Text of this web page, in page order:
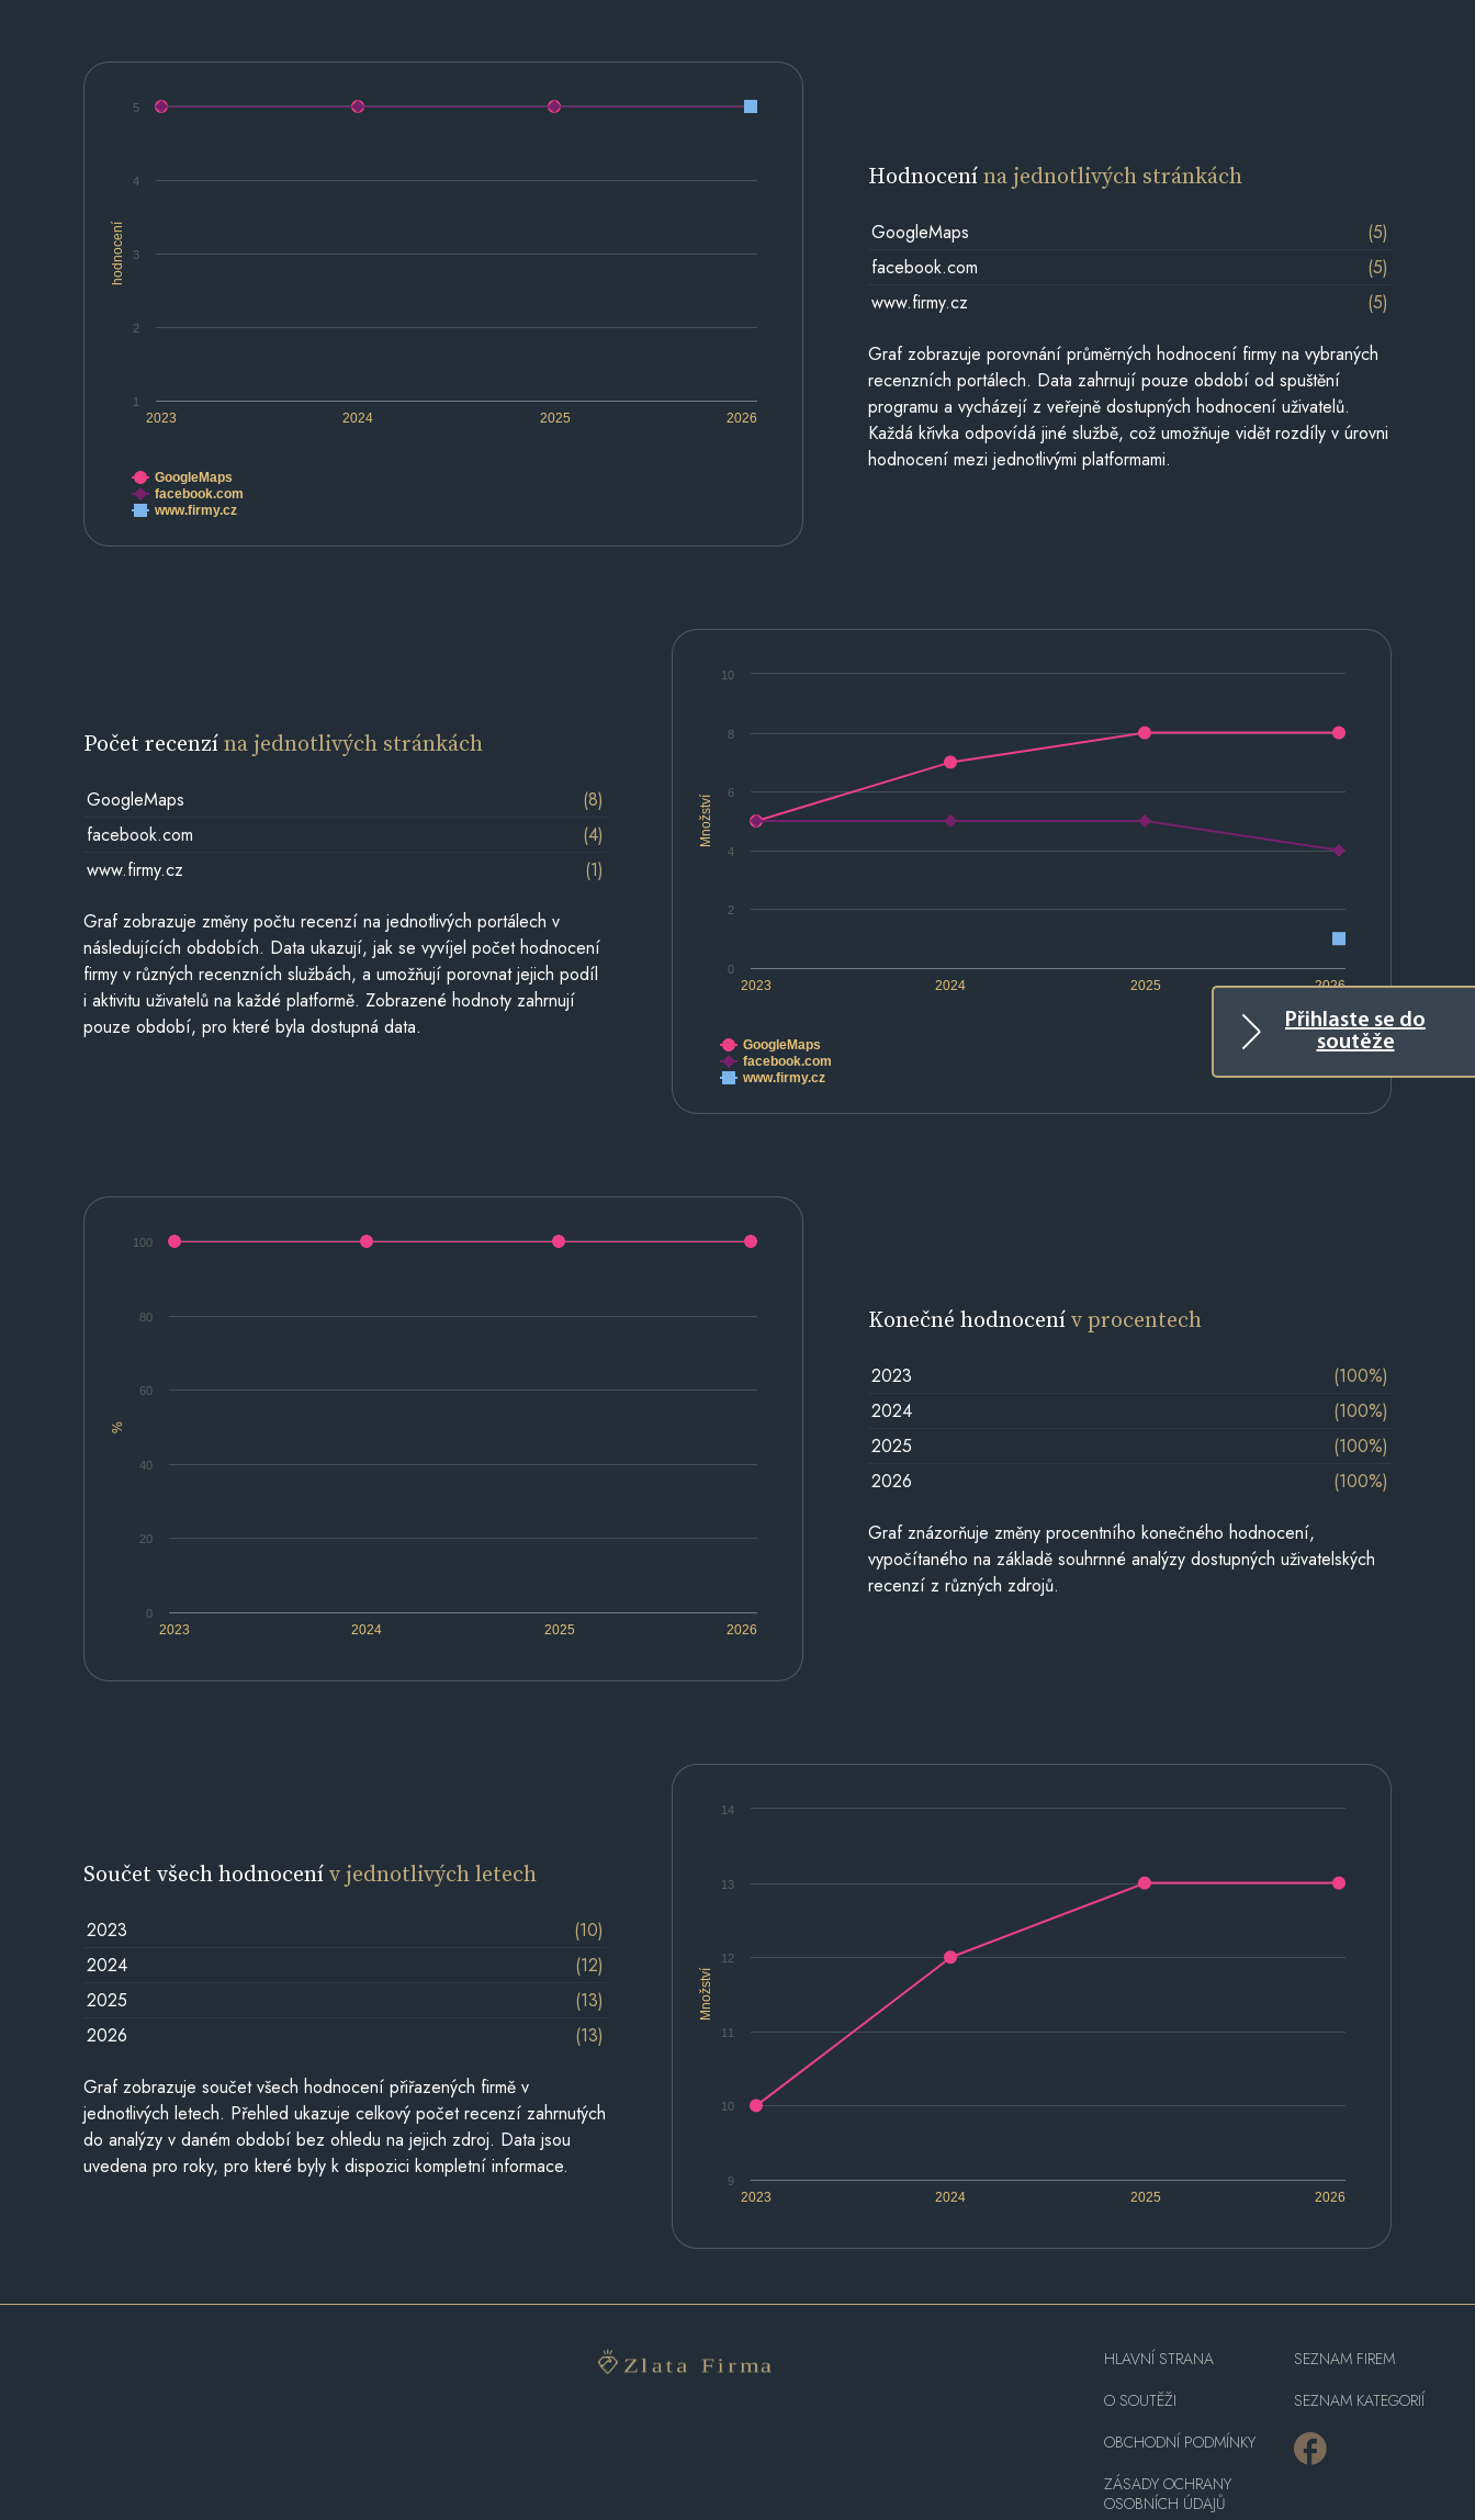
Přihlaste se do
soutěže
hodnocení
2023 2024 2025 2026
1
2
3
4
5
GoogleMaps
facebook.com
www.firmy.cz
Hodnocenína jednotlivých stránkách
GoogleMaps
(5)
facebook.com
(5)
www.firmy.cz
(5)
Graf zobrazuje porovnání průměrných hodnocení firmy na vybraných
recenzních portálech. Data zahrnují pouze období od spuštění
programu a vycházejí z veřejně dostupných hodnocení uživatelů.
Každá křivka odpovídá jiné službě, což umožňuje vidět rozdíly v úrovni
hodnocení mezi jednotlivými platformami.
Množství
2023 2024 2025 2026
0
2
4
6
8
10
GoogleMaps
facebook.com
www.firmy.cz
Počet recenzína jednotlivých stránkách
GoogleMaps
(8)
facebook.com
(4)
www.firmy.cz
(1)
Graf zobrazuje změny počtu recenzí na jednotlivých portálech v
následujících obdobích. Data ukazují, jak se vyvíjel počet hodnocení
firmy v různých recenzních službách, a umožňují porovnat jejich podíl
i aktivitu uživatelů na každé platformě. Zobrazené hodnoty zahrnují
pouze období, pro které byla dostupná data.
%
2023 2024 2025 2026
0
20
40
60
80
100
Konečné hodnocenív procentech
2023
(100%)
2024
(100%)
2025
(100%)
2026
(100%)
Graf znázorňuje změny procentního konečného hodnocení,
vypočítaného na základě souhrnné analýzy dostupných uživatelských
recenzí z různých zdrojů.
Množství
2023 2024 2025 2026
9
10
11
12
13
14
Součet všech hodnocenív jednotlivých letech
2023
(10)
2024
(12)
2025
(13)
2026
(13)
Graf zobrazuje součet všech hodnocení přiřazených firmě v
jednotlivých letech. Přehled ukazuje celkový počet recenzí zahrnutých
do analýzy v daném období bez ohledu na jejich zdroj. Data jsou
uvedena pro roky, pro které byly k dispozici kompletní informace.
HLAVNÍ STRANA
O SOUTĚŽI
OBCHODNÍ PODMÍNKY
ZÁSADY OCHRANY
OSOBNÍCH ÚDAJŮ
SEZNAM FIREM
SEZNAM KATEGORIÍ